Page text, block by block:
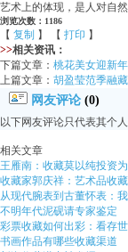
艺术上的体现，是人对自然
浏览次数：1186
【 复制 】 【 打印 】
>>相关资讯：
下篇文章： 桃花美女迎新
上篇文章： 胡盈莹范季融
网友评论 (0)
以下网友评论只代表其个
相关文章
王雁南：收藏莫以纯投资
收藏家郭庆祥：艺术品收
从现代腕表到古董怀表：
不明年代泥砚请专家鉴定
彩票收藏如何出彩：看存
书画作品有哪些收藏渠道